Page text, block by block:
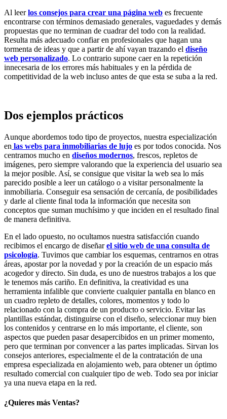
Al leerlos consejos para crear una página web es frecuente
encontrarse con términos demasiado generales, vaguedades y demás
propuestas que no terminan de cuadrar del todo con la realidad.
Resulta más adecuado confiar en profesionales que hagan una
tormenta de ideas y que a partir de ahí vayan trazando el diseño
web personalizado. Lo contrario supone caer en la repetición
innecesaria de los errores más habituales y en la pérdida de
competitividad de la web incluso antes de que esta se suba a la red.
Dos ejemplos prácticos
Aunque abordemos todo tipo de proyectos, nuestra especialización
en las webs para inmobiliarias de lujo es por todos conocida. Nos
centramos mucho en diseños modernos, frescos, repletos de
imágenes, pero siempre valorando que la experiencia del usuario sea
la mejor posible. Así, se consigue que visitar la web sea lo más
parecido posible a leer un catálogo o a visitar personalmente la
inmobiliaria. Conseguir esa sensación de cercanía, de posibilidades
y darle al cliente final toda la información que necesita son
conceptos que suman muchísimo y que inciden en el resultado final
de manera definitiva.
En el lado opuesto, no ocultamos nuestra satisfacción cuando
recibimos el encargo de diseñarel sitio web de una consulta de
psicología. Tuvimos que cambiar los esquemas, centrarnos en otras
áreas, apostar por la novedad y por la creación de un espacio más
acogedor y directo. Sin duda, es uno de nuestros trabajos a los que
le tenemos más cariño. En definitiva, la creatividad es una
herramienta infalible que convierte cualquier pantalla en blanco en
un cuadro repleto de detalles, colores, momentos y todo lo
relacionado con la compra de un producto o servicio. Evitar las
plantillas estándar, distinguirse con el diseño, seleccionar muy bien
los contenidos y centrarse en lo más importante, el cliente, son
aspectos que pueden pasar desapercibidos en un primer momento,
pero que terminan por convencer a las partes implicadas. Sirvan los
consejos anteriores, especialmente el de la contratación de una
empresa especializada en alojamiento web, para obtener un óptimo
resultado comercial con cualquier tipo de web. Todo sea por iniciar
ya una nueva etapa en la red.
¿Quieres más Ventas?